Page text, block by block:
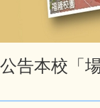
公告本校「